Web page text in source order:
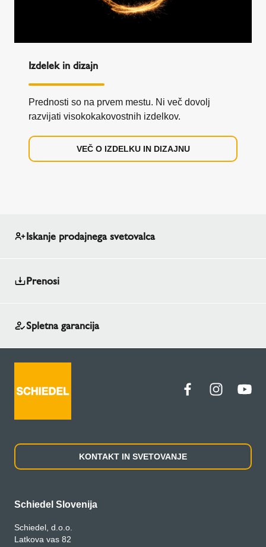
Izdelek in dizajn
Prednosti so na prvem mestu. Ni več dovolj
razvijati visokokakovostnih izdelkov.
VEČ O IZDELKU IN DIZAJNU
Iskanje prodajnega svetovalca
Prenosi
Spletna garancija
KONTAKT IN SVETOVANJE
Schiedel Slovenija
Schiedel, d.o.o.
Latkova vas 82